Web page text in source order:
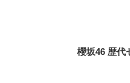
櫻坂46 歴代